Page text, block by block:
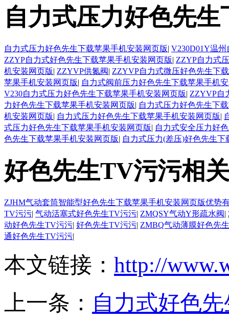
自力式压力好色先
自力式压力好色先生下载苹果手机安装网页版| V230D01Y温
ZZYP自力式好色先生下载苹果手机安装网页版| ZZYP自力式
机安装网页版| ZZYVP供氮阀| ZZYVP自力式微压好色先生下
苹果手机安装网页版| 自力式阀前压力好色先生下载苹果手机
V230自力式压力好色先生下载苹果手机安装网页版| ZZYVP自
力好色先生下载苹果手机安装网页版| 自力式压力好色先生下
机安装网页版| 自力式压力好色先生下载苹果手机安装网页版|
式压力好色先生下载苹果手机安装网页版| 自力式安全压力好
色先生下载苹果手机安装网页版| 自力式压力(差压)好色先生
好色先生TV污污相
ZJHM气动套筒智能型好色先生下载苹果手机安装网页版优势
TV污污| 气动活塞式好色先生TV污污| ZMQSY气动Y形疏水阀|
动好色先生TV污污| 好色先生TV污污| ZMBQ气动薄膜好色先
通好色先生TV污污|
本文链接： http://
上一条： 自力式好色